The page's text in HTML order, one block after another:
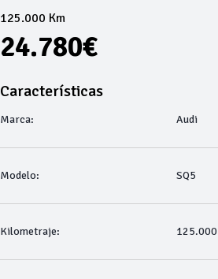
125.000 Km
24.780€
Características
Marca: Audi
Modelo: SQ5
Kilometraje: